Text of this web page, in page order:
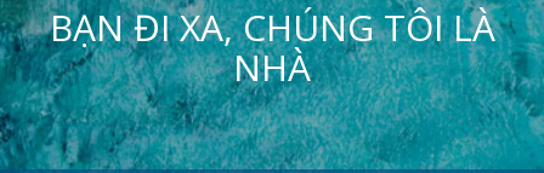
BẠN ĐI XA, CHÚNG TÔI LÀ
NHÀ